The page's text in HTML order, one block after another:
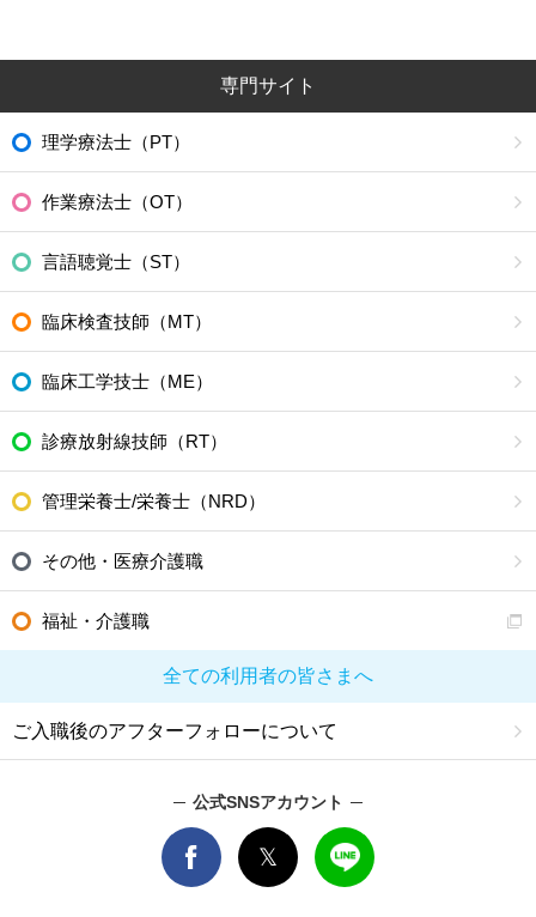
専門サイト
理学療法士（PT）
作業療法士（OT）
言語聴覚士（ST）
臨床検査技師（MT）
臨床工学技士（ME）
診療放射線技師（RT）
管理栄養士/栄養士（NRD）
その他・医療介護職
福祉・介護職
全ての利用者の皆さまへ
ご入職後のアフターフォローについて
公式SNSアカウント